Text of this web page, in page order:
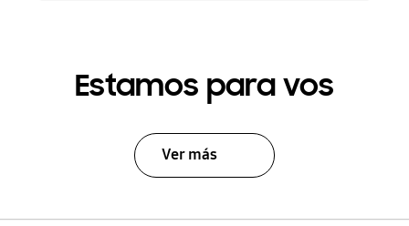
Estamos para vos
Ver más